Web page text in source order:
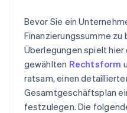
Bevor Sie ein
Finanzierungssumme
Überlegungen spielt
gewählten Rechtsform
ratsam, einen
Gesamtgeschäftsplan
festzulegen. Die